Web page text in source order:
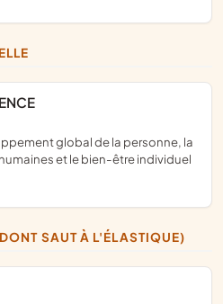
et le bien-être individuel
SAUT À L'ÉLASTIQUE)